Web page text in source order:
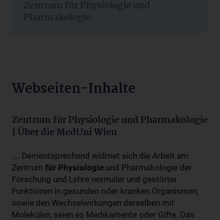
Zentrum für Physiologie und
Pharmakologie
Webseiten-Inhalte
Zentrum für Physiologie und Pharmakologie
| Über die MedUni Wien
.... Dementsprechend widmet sich die Arbeit am
Zentrum für Physiologie und Pharmakologie der
Forschung und Lehre normaler und gestörter
Funktionen in gesunden oder kranken Organismen,
sowie den Wechselwirkungen derselben mit
Molekülen, seien es Medikamente oder Gifte. Das